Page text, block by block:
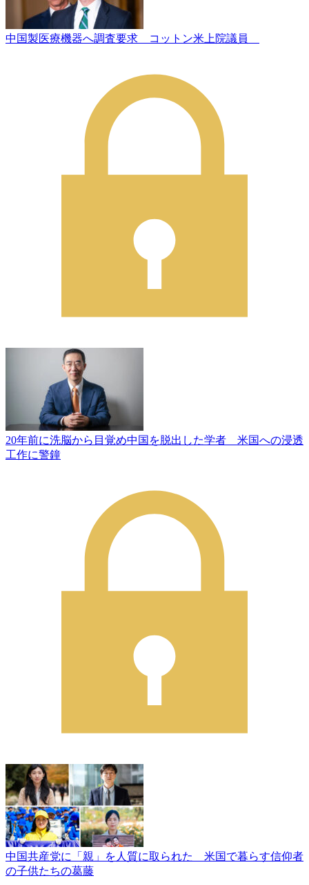
中国製医療機器へ調査要求 コットン米上院議員
20年前に洗脳から目覚め中国を脱出した学者 米国への浸透
工作に警鐘
中国共産党に「親」を人質に取られた 米国で暮らす信仰者
の子供たちの葛藤